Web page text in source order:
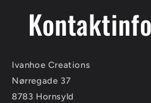
Ivanhoe Creations
Nørregade 37
8783 Hornsyld